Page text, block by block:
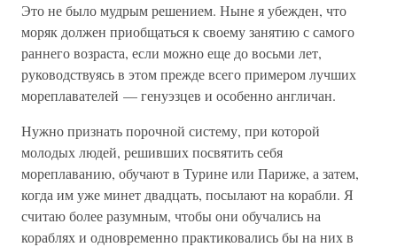
Это не было мудрым решением. Ныне я убежден, что
моряк должен приобщаться к своему занятию с самого
раннего возраста, если можно еще до восьми лет,
руководствуясь в этом прежде всего примером лучших
мореплавателей — генуэзцев и особенно англичан.
Нужно признать порочной систему, при которой
молодых людей, решивших посвятить себя
мореплаванию, обучают в Турине или Париже, а затем,
когда им уже минет двадцать, посылают на корабли. Я
считаю более разумным, чтобы они обучались на
кораблях и одновременно практиковались бы на них в